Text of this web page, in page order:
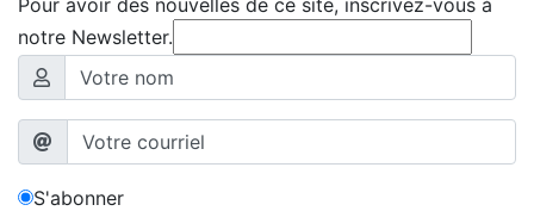
notre Newsletter.
S'abonner